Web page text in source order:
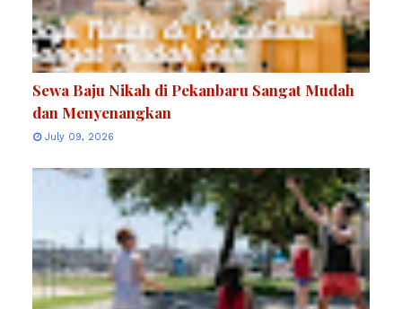
Sewa Baju Nikah di Pekanbaru Sangat Mudah
dan Menyenangkan
July 09, 2026